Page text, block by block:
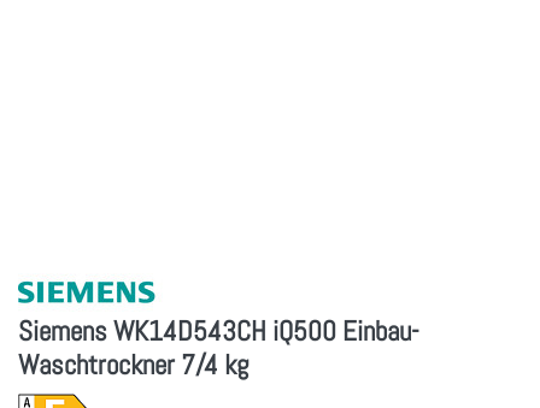
Siemens WK14D543CH iQ500 Einbau-
Waschtrockner 7/4 kg